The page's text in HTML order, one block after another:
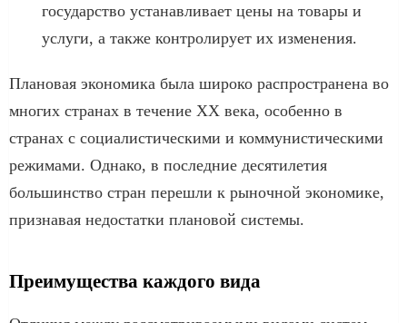
государство устанавливает цены на товары и
услуги, а также контролирует их изменения.
Плановая экономика была широко распространена во
многих странах в течение XX века, особенно в
странах с социалистическими и коммунистическими
режимами. Однако, в последние десятилетия
большинство стран перешли к рыночной экономике,
признавая недостатки плановой системы.
Преимущества каждого вида